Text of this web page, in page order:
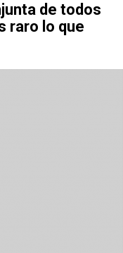
de todos
raro lo que